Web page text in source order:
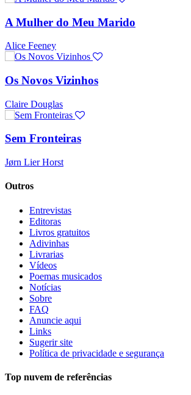
A Mulher do Meu Marido
Alice Feeney
Os Novos Vizinhos
Claire Douglas
Sem Fronteiras
Jørn Lier Horst
Outros
Entrevistas
Editoras
Livros gratuitos
Adivinhas
Livrarias
Vídeos
Poemas musicados
Notícias
Sobre
FAQ
Anuncie aqui
Links
Sugerir site
Política de privacidade e segurança
Top nuvem de referências